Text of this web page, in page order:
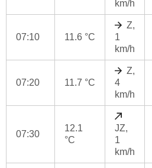
km/h
07:10 11.6 °C
Z,
1
km/h
07:20 11.7 °C
Z,
4
km/h
07:30
12.1
°C
JZ,
1
km/h